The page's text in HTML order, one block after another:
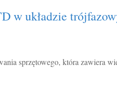
w układzie
sprzętowego, która zawiera